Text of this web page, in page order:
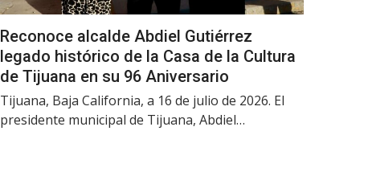
Reconoce alcalde Abdiel Gutiérrez
legado histórico de la Casa de la Cultura
de Tijuana en su 96 Aniversario
Tijuana, Baja California, a 16 de julio de 2026. El
presidente municipal de Tijuana, Abdiel…